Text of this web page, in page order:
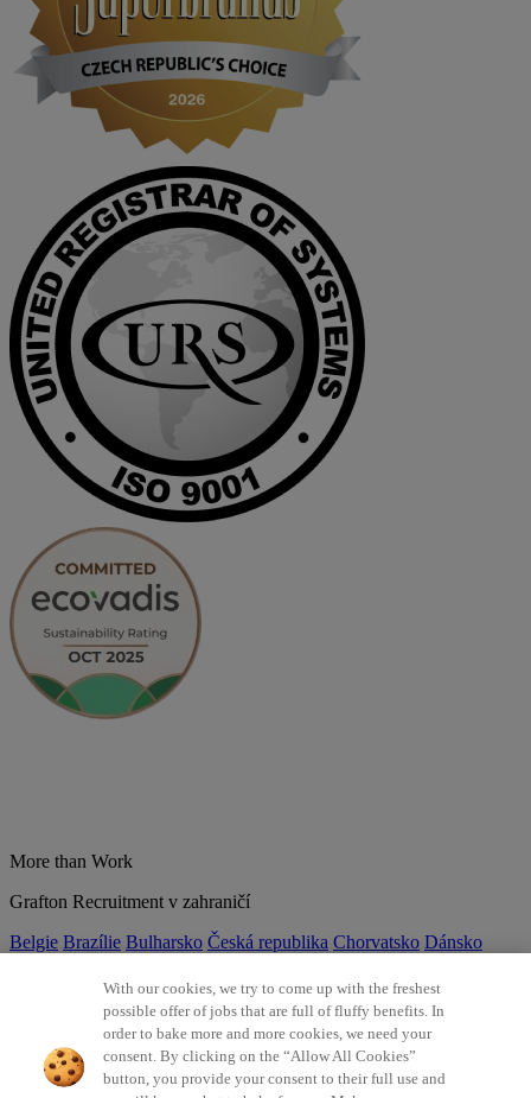
More than Work
Grafton Recruitment v zahraničí
Belgie Brazílie Bulharsko Česká republika Chorvatsko Dánsko
Německo Nizozemsko Norsko Polsko Portugalsko
Slovensko Španělsko Srbsko Švýcarsko Turecko
©2026 Všechna práva vyhrazena Grafton Recruitment
With our cookies, we try to come up with the freshest
possible offer of jobs that are full of fluffy benefits. In
order to bake more and more cookies, we need your
consent. By clicking on the “Allow All Cookies”
button, you provide your consent to their full use and